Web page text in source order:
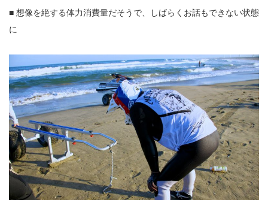
■ 想像を絶する体力消費量だそうで、しばらくお話もできない状態
に